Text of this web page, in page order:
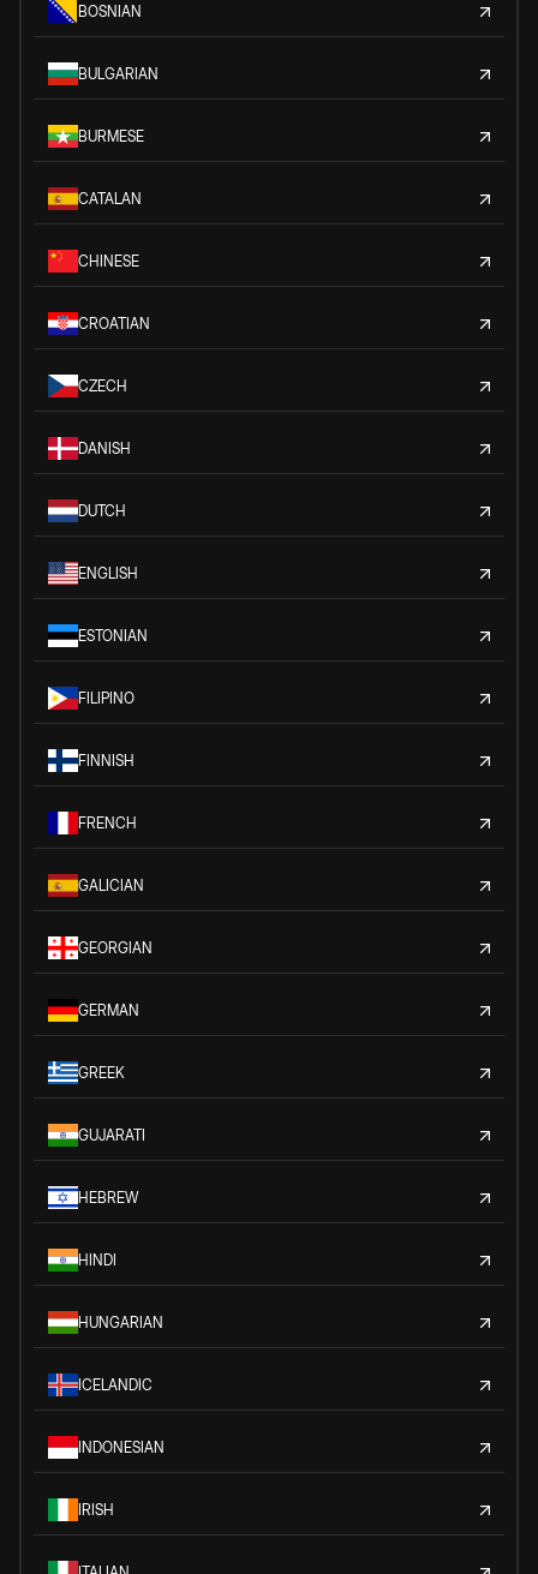
BOSNIAN
BULGARIAN
BURMESE
CATALAN
CHINESE
CROATIAN
CZECH
DANISH
DUTCH
ENGLISH
ESTONIAN
FILIPINO
FINNISH
FRENCH
GALICIAN
GEORGIAN
GERMAN
GREEK
GUJARATI
HEBREW
HINDI
HUNGARIAN
ICELANDIC
INDONESIAN
IRISH